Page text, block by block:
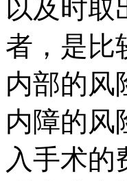
以及时取
者，是比
内部的风
内障的风
入手术的